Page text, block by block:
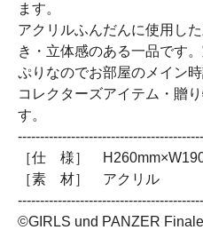
ます。
アクリルふんだんに使用し
き・立体感のある一品です
ぷりなのでお部屋のメイン
コレクターズアイテム・贈
す。
［仕 様］
［素 材］ アクリル
©GIRLS und PANZER